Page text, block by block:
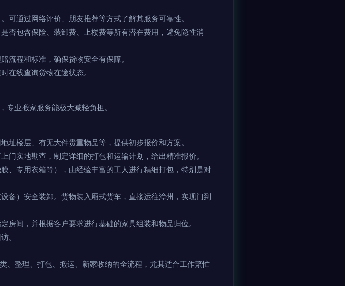
可通过网络评价、朋友推荐等方式了解其服务可靠性。
否包含保险、装卸费、上楼费等所有潜在费用，避免隐性消
流程和标准，确保货物安全有保障。
在线查询货物在途状态。
业搬家服务能极大减轻负担。
址楼层、有无大件贵重物品等，提供初步报价和方案。
门实地勘查，制定详细的打包和运输计划，给出精准报价。
、专用衣箱等），由经验丰富的工人进行精细打包，特别是对
备）安全装卸。货物装入厢式货车，直接运往漳州，实现门到
房间，并根据客户要求进行基础的家具组装和物品归位。
。
、整理、打包、搬运、新家收纳的全流程，尤其适合工作繁忙